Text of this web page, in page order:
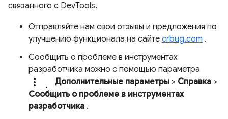
связанного с DevTools.
Отправляйте нам свои отзывы и предложения по
улучшению функционала на сайте crbug.com .
Сообщить о проблеме в инструментах
разработчика можно с помощью параметра
more_vert. Дополнительные параметры > Справка >
Сообщить о проблеме в инструментах
разработчика .